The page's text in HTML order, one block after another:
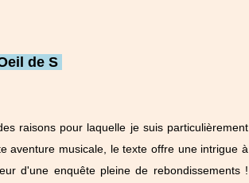
de S
raisons pour laquelle je suis particulièrement
aventure musicale, le texte offre une intrigue à
d'une enquête pleine de rebondissements !